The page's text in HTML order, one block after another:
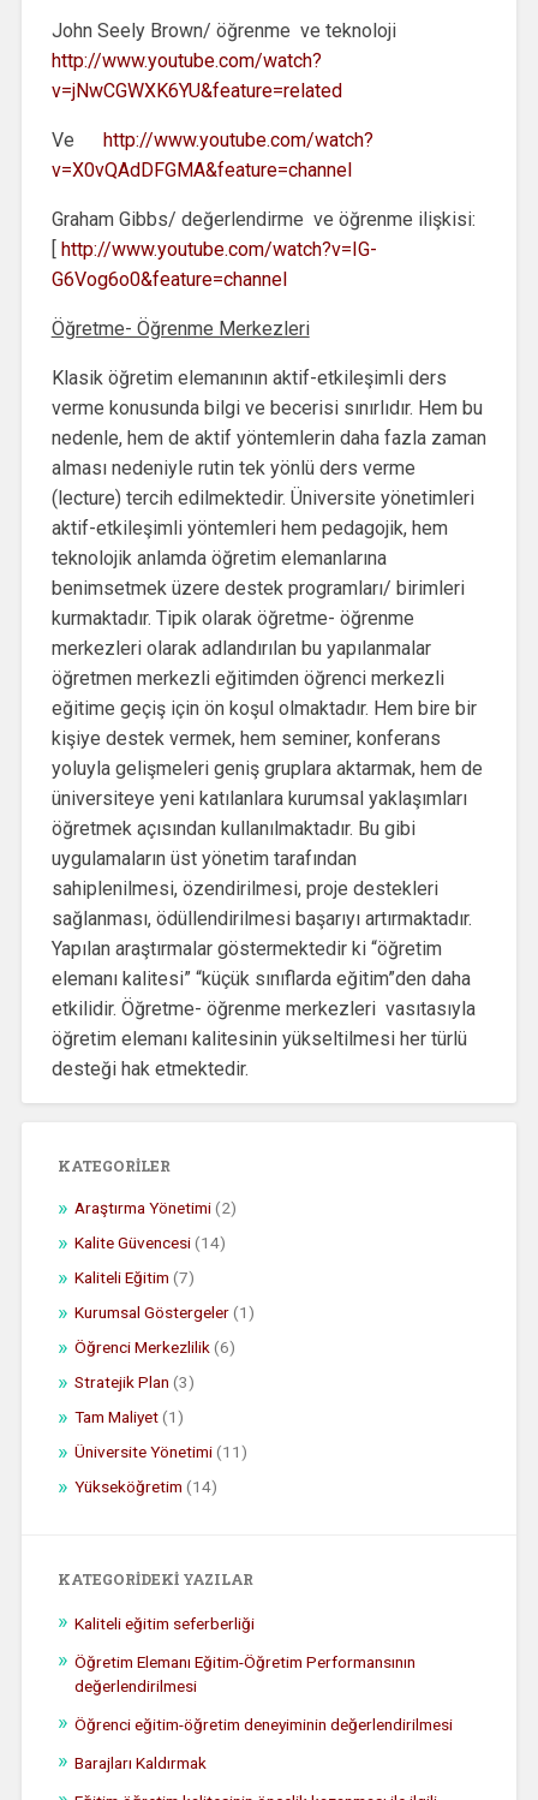
John Seely Brown/ öğrenme ve teknoloji
http://www.youtube.com/watch?
v=jNwCGWXK6YU&feature=related
Ve http://www.youtube.com/watch?
v=X0vQAdDFGMA&feature=channel
Graham Gibbs/ değerlendirme ve öğrenme ilişkisi:
[ http://www.youtube.com/watch?v=IG-
G6Vog6o0&feature=channel
Öğretme- Öğrenme Merkezleri
Klasik öğretim elemanının aktif-etkileşimli ders
verme konusunda bilgi ve becerisi sınırlıdır. Hem bu
nedenle, hem de aktif yöntemlerin daha fazla zaman
alması nedeniyle rutin tek yönlü ders verme
(lecture) tercih edilmektedir. Üniversite yönetimleri
aktif-etkileşimli yöntemleri hem pedagojik, hem
teknolojik anlamda öğretim elemanlarına
benimsetmek üzere destek programları/ birimleri
kurmaktadır. Tipik olarak öğretme- öğrenme
merkezleri olarak adlandırılan bu yapılanmalar
öğretmen merkezli eğitimden öğrenci merkezli
eğitime geçiş için ön koşul olmaktadır. Hem bire bir
kişiye destek vermek, hem seminer, konferans
yoluyla gelişmeleri geniş gruplara aktarmak, hem de
üniversiteye yeni katılanlara kurumsal yaklaşımları
öğretmek açısından kullanılmaktadır. Bu gibi
uygulamaların üst yönetim tarafından
sahiplenilmesi, özendirilmesi, proje destekleri
sağlanması, ödüllendirilmesi başarıyı artırmaktadır.
Yapılan araştırmalar göstermektedir ki “öğretim
elemanı kalitesi” “küçük sınıflarda eğitim”den daha
etkilidir. Öğretme- öğrenme merkezleri vasıtasıyla
öğretim elemanı kalitesinin yükseltilmesi her türlü
desteği hak etmektedir.
KATEGORILER
Araştırma Yönetimi(2)
Kalite Güvencesi(14)
Kaliteli Eğitim (7)
Kurumsal Göstergeler(1)
Öğrenci Merkezlilik(6)
Stratejik Plan (3)
Tam Maliyet(1)
Üniversite Yönetimi(11)
Yükseköğretim (14)
KATEGORIDEKI YAZILAR
Kaliteli eğitim seferberliği
Öğretim Elemanı Eğitim-Öğretim Performansının
değerlendirilmesi
Öğrenci eğitim-öğretim deneyiminin değerlendirilmesi
Barajları Kaldırmak